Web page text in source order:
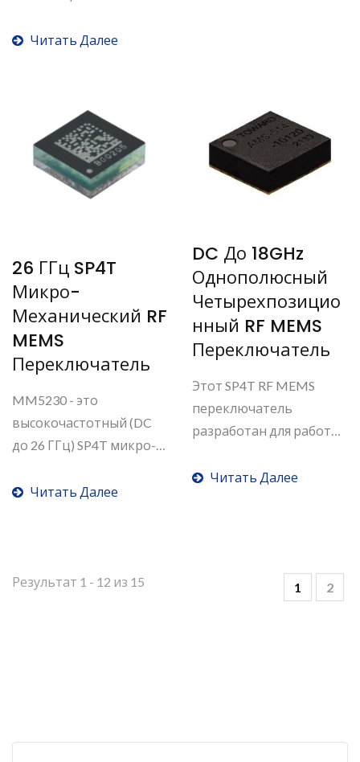
Читать Далее
26 ГГц SP4T
Микро-
Механический RF
MEMS
Переключатель
MM5230 - это
высокочастотный (DC
до 26 ГГц) SP4T микро-
Читать Далее
DC До 18GHz
Однополюсный
Четырехпозицио
Нный RF MEMS
Переключатель
Этот SP4T RF MEMS
переключатель
разработан для работы
Читать Далее
Результат 1 - 12 из 15 1 2